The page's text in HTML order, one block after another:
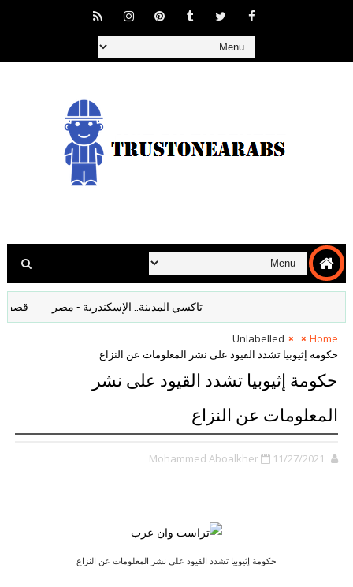
تاكسي المدينة.. الإسكندرية - مصر قصف
Home
Unlabelled
حكومة إثيوبيا تشدد القيود على نشر المعلومات عن النزاع
حكومة إثيوبيا تشدد القيود على نشر
المعلومات عن النزاع
Mohammed Aboalkher 11/27/2021
حكومة إثيوبيا تشدد القيود على نشر المعلومات عن النزاع